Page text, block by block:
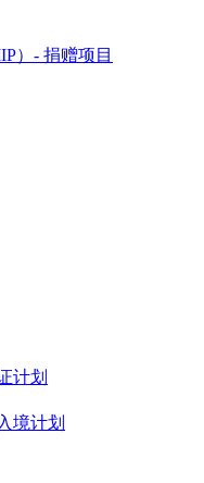
）- 捐赠项目
计划
境计划